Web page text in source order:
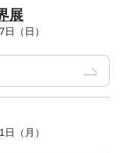
展
（日）
（月）